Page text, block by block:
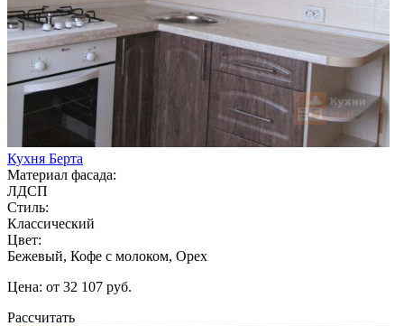
Кухня Берта
Материал фасада:
ЛДСП
Стиль:
Классический
Цвет:
Бежевый, Кофе с молоком, Орех
Цена: от 32 107 руб.
Рассчитать